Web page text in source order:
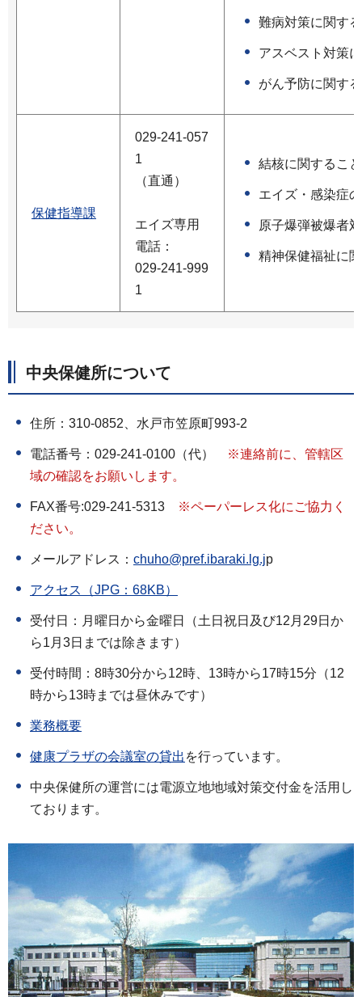
難病対策に関す
アスベスト対策
がん予防に関す
保健指導課
029-241-057
1
（直通）
エイズ専用
電話：
029-241-999
1
結核に関すること
エイズ・感染症
原子爆弾被爆者
精神保健福祉に
中央保健所について
住所：310-0852、水戸市笠原町993-2
電話番号：029-241-0100（代）
※連絡前に、管轄区
域の確認をお願いします。
FAX番号:029-241-5313
※ペーパーレス化にご協力く
ださい。
メールアドレス： chuho@pref.ibaraki.lg.jp
アクセス（JPG：68KB）
受付日：月曜日から金曜日（土日祝日及び12月29日か
ら1月3日までは除きます）
受付時間：8時30分から12時、13時から17時15分（12
時から13時までは昼休みです）
業務概要
健康プラザの会議室の貸出 を行っています。
中央保健所の運営には電源立地地域対策交付金を活用し
ております。